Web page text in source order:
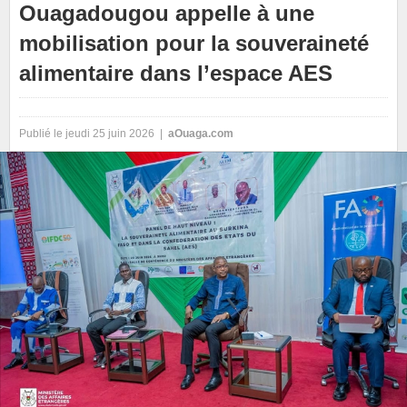
Ouagadougou appelle à une
mobilisation pour la souveraineté
alimentaire dans l’espace AES
Publié le jeudi 25 juin 2026 | aOuaga.com